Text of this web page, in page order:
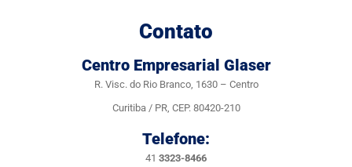
Contato
Centro Empresarial Glaser
R. Visc. do Rio Branco, 1630 – Centro
Curitiba / PR, CEP. 80420-210
Telefone:
41 3323-8466